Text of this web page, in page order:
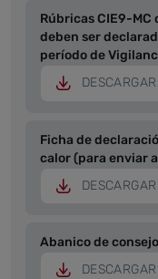
Rúbricas CIE9-
deben ser
período de
Ficha de
calor (para enviar
Abanico de